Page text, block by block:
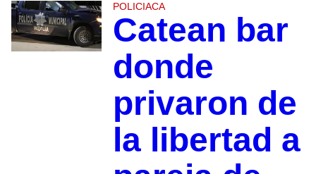
POLICIACA
Catean bar
donde
privaron de
la libertad a